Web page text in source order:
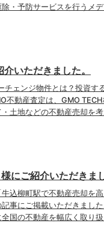
・予防サービスを行うメ
いただきました。
チェンジ物件とは？投資す
不動産査定は、GMO
土地などの不動産売却を
にご紹介いただきま
込柳町駅で不動産売却を
事にご掲載いただきまし
国の不動産を幅広く取り